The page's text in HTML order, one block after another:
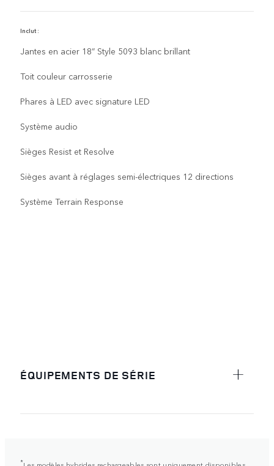
Inclut :
Jantes en acier 18” Style 5093 blanc brillant
Toit couleur carrosserie
Phares à LED avec signature LED
Système audio
Sièges Resist et Resolve
Sièges avant à réglages semi-électriques 12 directions
Système Terrain Response
ÉQUIPEMENTS DE SÉRIE
*Les modèles hybrides rechargeables sont uniquement disponibles